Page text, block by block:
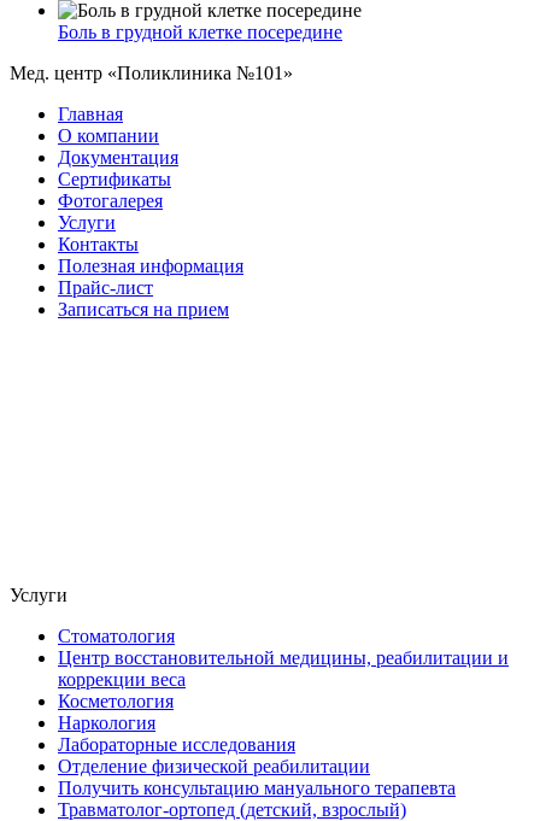
Боль в грудной клетке посередине
Мед. центр «Поликлиника №101»
Главная
О компании
Документация
Сертификаты
Фотогалерея
Услуги
Контакты
Полезная информация
Прайс-лист
Записаться на прием
Услуги
Стоматология
Центр восстановительной медицины, реабилитации и
коррекции веса
Косметология
Наркология
Лабораторные исследования
Отделение физической реабилитации
Получить консультацию мануального терапевта
Травматолог-ортопед (детский, взрослый)